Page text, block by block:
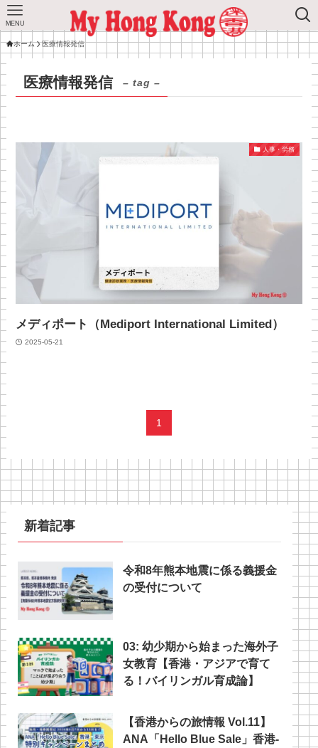
MENU
ホーム 医療情報発信
医療情報発信 – tag –
人事・労務
メディポート（Mediport International Limited）
2025-05-21
1
新着記事
令和8年熊本地震に係る義援金
の受付について
03: 幼少期から始まった海外子
女教育【香港・アジアで育て
る！バイリンガル育成論】
【香港からの旅情報 Vol.11】
ANA「Hello Blue Sale」香港‐